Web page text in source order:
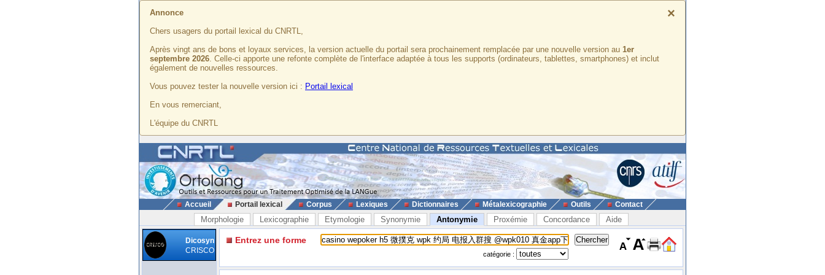
×
Annonce
Chers usagers du portail lexical du CNRTL,
Après vingt ans de bons et loyaux services, la version actuelle du portail sera prochainement remplacée par une nouvelle version au 1er
septembre 2026. Celle-ci apporte une refonte complète de l'interface adaptée à tous les supports (ordinateurs, tablettes, smartphones) et inclut
également de nouvelles ressources.
Vous pouvez tester la nouvelle version ici : Portail lexical
En vous remerciant,
L'équipe du CNRTL
Accueil Portail lexical Corpus Lexiques Dictionnaires Métalexicographie Outils Contact
Morphologie Lexicographie Etymologie Synonymie Antonymie Proxémie Concordance Aide
Dicosyn
CRISCO
Entrez une forme
catégorie :